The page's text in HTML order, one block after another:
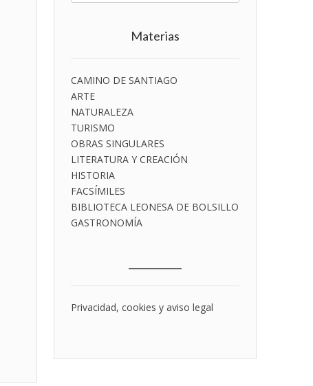
Materias
CAMINO DE SANTIAGO
ARTE
NATURALEZA
TURISMO
OBRAS SINGULARES
LITERATURA Y CREACIÓN
HISTORIA
FACSÍMILES
BIBLIOTECA LEONESA DE BOLSILLO
GASTRONOMÍA
Privacidad, cookies y aviso legal